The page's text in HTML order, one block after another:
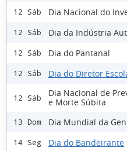
12 Sáb Dia Nacional do
12 Sáb Dia da Indústria
12 Sáb Dia do Pantanal
12 Sáb Dia do Diretor
12 Sáb
Dia Nacional de
e Morte Súbita
13 Dom Dia Mundial da
14 Seg Dia do Bandeirante